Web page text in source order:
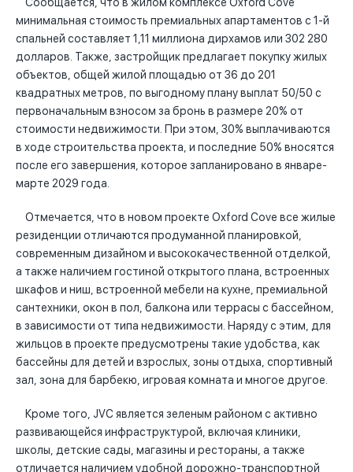
минимальная стоимость премиальных апартаментов с 1-й
спальней составляет 1,11 миллиона дирхамов или 302 280
долларов. Также, застройщик предлагает покупку жилых
объектов, общей жилой площадью от 36 до 201
квадратных метров, по выгодному плану выплат 50/50 с
первоначальным взносом за бронь в размере 20% от
стоимости недвижимости. При этом, 30% выплачиваются
в ходе строительства проекта, и последние 50% вносятся
после его завершения, которое запланировано в январе-
марте 2029 года.
Отмечается, что в новом проекте Oxford Cove все жилые
резиденции отличаются продуманной планировкой,
современным дизайном и высококачественной отделкой,
а также наличием гостиной открытого плана, встроенных
шкафов и ниш, встроенной мебели на кухне, премиальной
сантехники, окон в пол, балкона или террасы с бассейном,
в зависимости от типа недвижимости. Наряду с этим, для
жильцов в проекте предусмотрены такие удобства, как
бассейны для детей и взрослых, зоны отдыха, спортивный
зал, зона для барбекю, игровая комната и многое другое.
Кроме того, JVC является зеленым районом с активно
развивающейся инфраструктурой, включая клиники,
школы, детские сады, магазины и рестораны, а также
отличается наличием удобной дорожно-транспортной